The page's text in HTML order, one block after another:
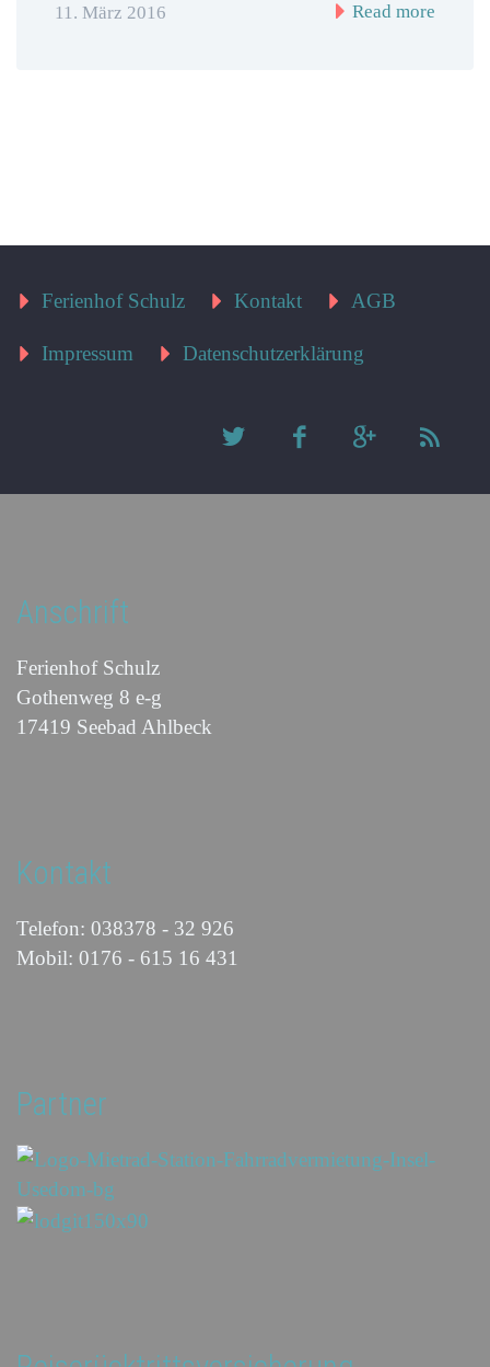
11. März 2016 Read more
Ferienhof Schulz Kontakt AGB
Impressum Datenschutzerklärung
Anschrift
Ferienhof Schulz
Gothenweg 8 e-g
17419 Seebad Ahlbeck
Kontakt
Telefon: 038378 - 32 926
Mobil: 0176 - 615 16 431
Partner